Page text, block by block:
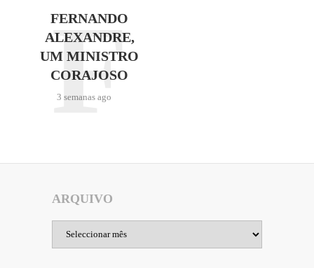
FERNANDO
ALEXANDRE,
UM MINISTRO
CORAJOSO
3 semanas ago
F
ARQUIVO